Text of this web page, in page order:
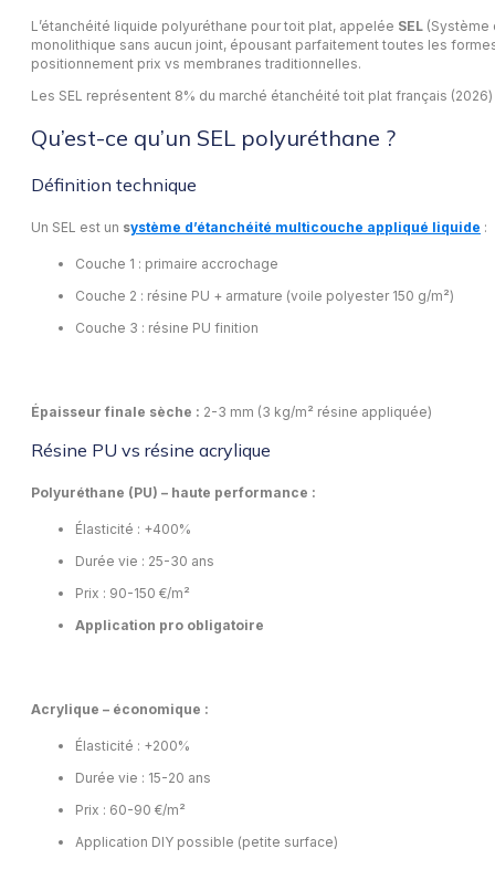
L’étanchéité liquide polyuréthane pour toit plat, appelée SEL (Système
monolithique sans aucun joint, épousant parfaitement toutes les
positionnement prix vs membranes traditionnelles.
Les SEL représentent 8% du marché étanchéité toit plat français
Qu’est-ce qu’un SEL polyuréthane ?
Définition technique
Un SEL est un système d’étanchéité multicouche appliqué liquide :
Couche 1 : primaire accrochage
Couche 2 : résine PU + armature (voile polyester 150 g/m²)
Couche 3 : résine PU finition
Épaisseur finale sèche : 2-3 mm (3 kg/m² résine appliquée)
Résine PU vs résine acrylique
Polyuréthane (PU) – haute performance :
Élasticité : +400%
Durée vie : 25-30 ans
Prix : 90-150 €/m²
Application pro obligatoire
Acrylique – économique :
Élasticité : +200%
Durée vie : 15-20 ans
Prix : 60-90 €/m²
Application DIY possible (petite surface)